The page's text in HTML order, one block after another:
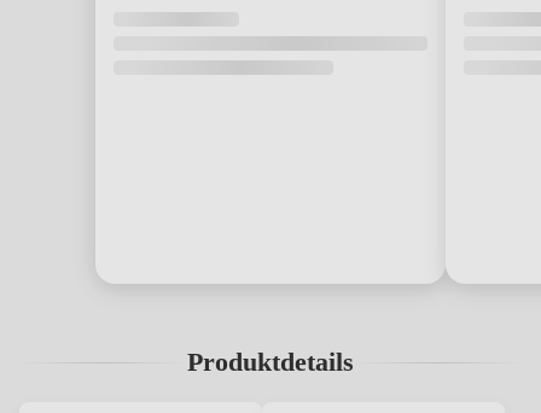
Produktdetails